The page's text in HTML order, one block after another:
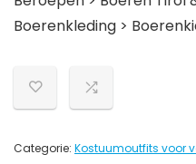
Boerenkleding >
Categorie: Kostuumoutfits voor